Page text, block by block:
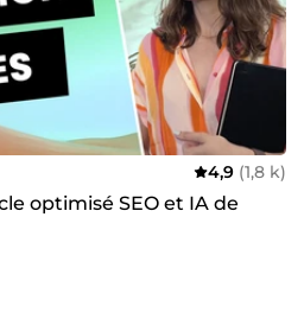
4,9 (1,8 k)
optimisé SEO et IA de